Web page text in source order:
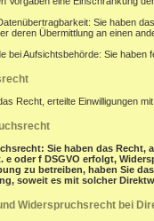
Sie haben
deren Übermittlung an einen
bei Aufsichtsbehörde: Sie haben
Recht, erteilte Einwilligungen
Sie haben das Recht,
e oder f DSGVO erfolgt,
zu betreiben, haben Sie
soweit es mit solcher
Widerspruchsrecht bei